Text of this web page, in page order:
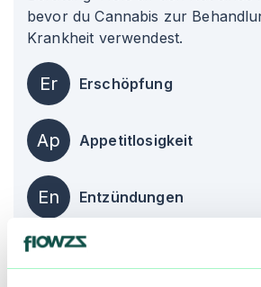
bevor du Cannabis zur
Krankheit verwendest.
Er Erschöpfung
Ap Appetitlosigkeit
En Entzündungen